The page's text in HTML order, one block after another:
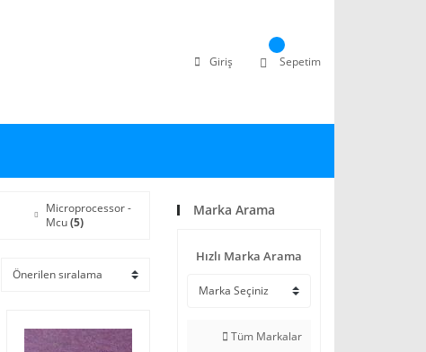
Giriş Sepetim
Microprocessor -
Mcu(5)
Marka Arama
Hızlı Marka Arama
Tüm Markalar